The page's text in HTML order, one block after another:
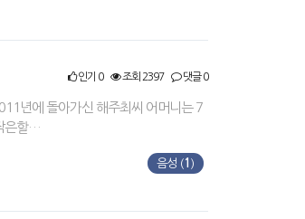
인기 0 조회 2397 댓글 0
년에 돌아가신 해주최씨 어머니는 7
은할…
음성 (1 )